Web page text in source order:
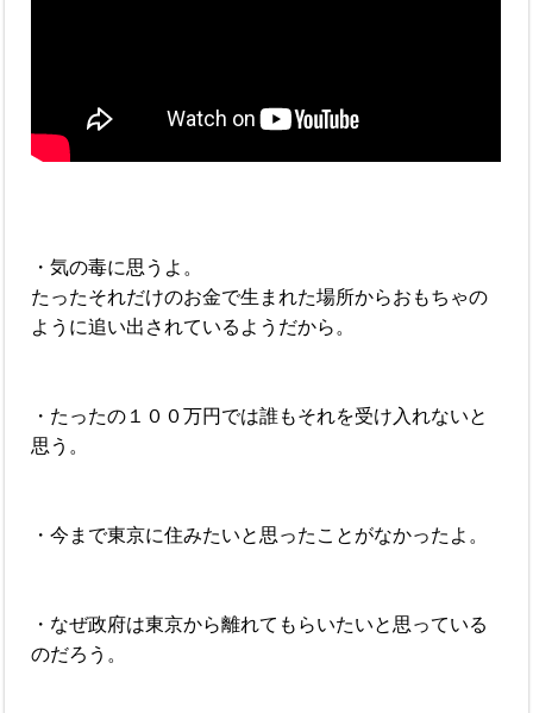
・気の毒に思うよ。
たったそれだけのお金で生まれた場所からおもちゃの
ように追い出されているようだから。
・たったの１００万円では誰もそれを受け入れないと
思う。
・今まで東京に住みたいと思ったことがなかったよ。
・なぜ政府は東京から離れてもらいたいと思っている
のだろう。